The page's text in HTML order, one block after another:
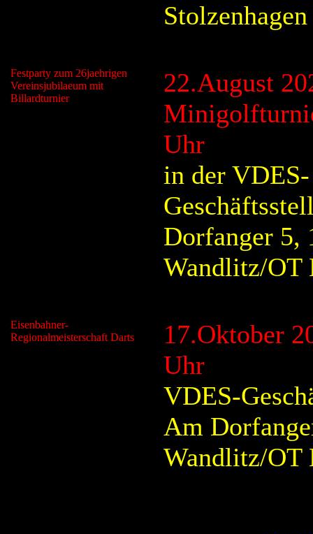
Stolzenhagen
Festparty zum 26jaehrigen
Vereinsjubilaeum mit
Billardturnier
22.August
Uhr
in der VDES-
Dorfanger 5,
Wandlitz/OT
Eisenbahner-
Regionalmeisterschaft Darts
17.Oktober
Uhr
VDES-
Am
Wandlitz/OT